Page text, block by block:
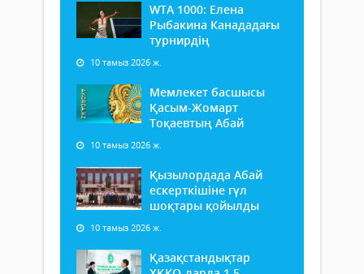
WTA 1000: Елена
Рыбакина Канададағы
турнирдің
10 тамыз 2026 ж.
Мемлекет басшысы
Қасым-Жомарт
Тоқаевтың Абай
10 тамыз 2026 ж.
Қызылордада Абай
ескерткішіне гүл
шоқтары қойылды
10 тамыз 2026 ж.
Қазақстандықтар